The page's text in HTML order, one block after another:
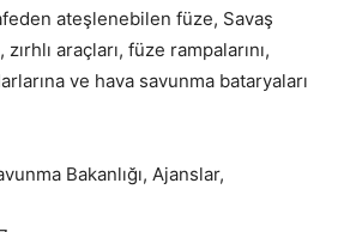
ateşlenebilen füze, Savaş
araçları, füze rampalarını,
ve hava savunma bataryaları
Bakanlığı, Ajanslar,